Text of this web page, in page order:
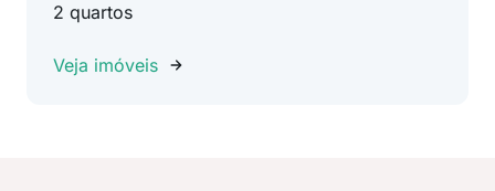
2 quartos
Veja imóveis